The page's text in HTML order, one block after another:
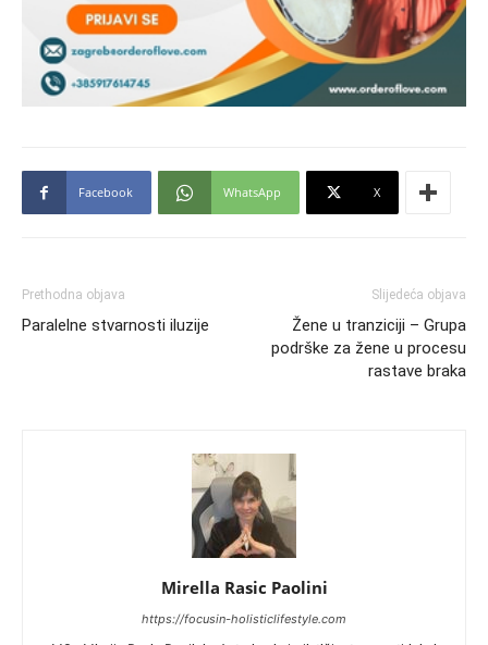
Facebook WhatsApp X
Prethodna objava
Paralelne stvarnosti iluzije
Slijedeća objava
Žene u tranziciji – Grupa
podrške za žene u procesu
rastave braka
Mirella Rasic Paolini
https://focusin-holisticlifestyle.com